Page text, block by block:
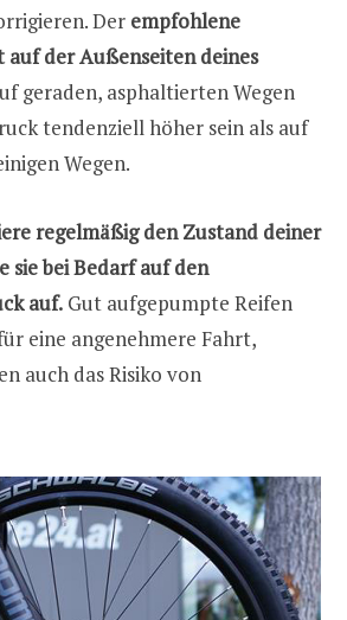
Der empfohlene
der Außenseiten deines
geraden, asphaltierten Wegen
tendenziell höher sein als auf
Wegen.
regelmäßig den Zustand deiner
sie bei Bedarf auf den
auf. Gut aufgepumpte Reifen
eine angenehmere Fahrt,
auch das Risiko von